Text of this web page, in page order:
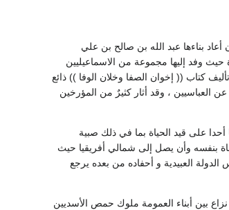
القبائل البدوية , إلى أن أعاد بناءها عبد الله بن صالح بن علي
للهجرة حيث وفد إليها مجموعة من الاسماعيليين
كتاب (( إخوان الصفا وخلان الوفا )) ذائع
، وقد أثار كثيرٌ من المؤرخين
بأهلها ولم يبقوا فيها أحدا على قيد الحياة بما في ذلك صبية
بنفسه وأن يصل إلى شمالي أفريقيا حيث
العبيدية و أحفاده من بعده يرجع
بين أبناء العمومة ملوك حمص الأسديين